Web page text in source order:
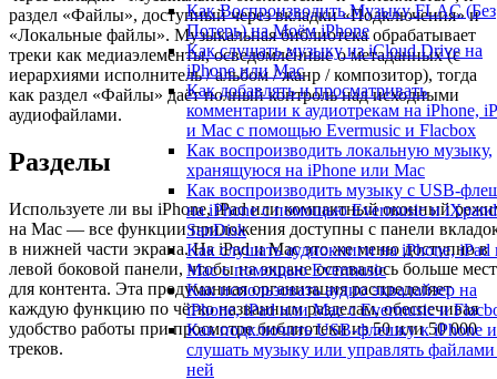
Как Воспроизводить Музыку FLAC (Без
Потерь) на Моём iPhone
Как слушать музыку из iCloud Drive на
iPhone или Mac
Как добавлять и просматривать
комментарии к аудиотрекам на iPhone,
и Mac с помощью Evermusic и Flacbox
Как воспроизводить локальную музыку,
хранящуюся на iPhone или Mac
Как воспроизводить музыку с USB-
на iPhone с помощью Evermusic и
SanDisk
Как слушать аудиокниги на iPhone, iPad
Mac с помощью Evermusic
Как использовать аудио эквалайзер на
iPhone, iPad или Mac с Evermusic и
Как подключить USB-флешку к iPhone и
слушать музыку или управлять
ней
раздел «Файлы», доступный через вкладки «Подключения» и
«Локальные файлы». Музыкальная библиотека обрабатывает
треки как медиаэлементы, осведомлённые о метаданных (с
иерархиями исполнитель / альбом / жанр / композитор), тогда
как раздел «Файлы» даёт полный контроль над исходными
аудиофайлами.
Разделы
Используете ли вы iPhone, iPad или компактный оконный
на Mac — все функции приложения доступны с панели
в нижней части экрана. На iPad и Mac это же меню доступно в
левой боковой панели, чтобы на экране оставалось больше
для контента. Эта продуманная организация распределяет
каждую функцию по чётко названным разделам, обеспечивая
удобство работы при просмотре библиотеки из 50 или 50 000
треков.